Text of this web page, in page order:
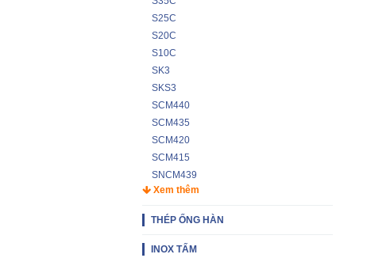
S25C
S20C
S10C
SK3
SKS3
SCM440
SCM435
SCM420
SCM415
SNCM439
Xem thêm
THÉP ỐNG HÀN
INOX TẤM